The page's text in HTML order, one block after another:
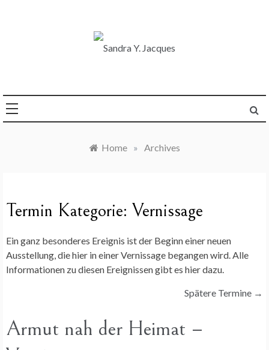
Home » Archives
Termin Kategorie: Vernissage
Ein ganz besonderes Ereignis ist der Beginn einer neuen
Ausstellung, die hier in einer Vernissage begangen wird. Alle
Informationen zu diesen Ereignissen gibt es hier dazu.
Spätere Termine →
Armut nah der Heimat –